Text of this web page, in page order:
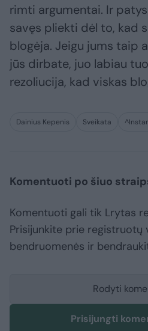
rimti argumentai. Ir
savęs pliekti dėl to, kad
blogėja. Jeigu jums taip
jūs dirbate, juo labiau
rezoliucija, kad viskas
Dainius Kepenis Sveikata
Komentuoti po šiuo
Komentuoti gali tik Lrytas
Prisijunkite prie registruotų
bendruomenės ir
Rodyti
Prisijungti